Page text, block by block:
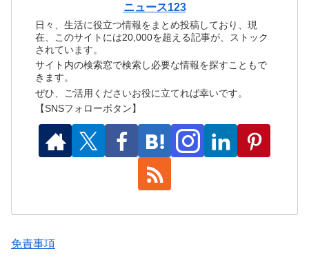
ニュース123
日々、生活に役立つ情報をまとめ投稿しており、現
在、このサイトには20,000を超える記事が、ストック
されています。
サイト内の検索窓で検索し必要な情報を探すこともで
きます。
ぜひ、ご活用くださいお役に立てれば幸いです。
【SNSフォローボタン】
免責事項